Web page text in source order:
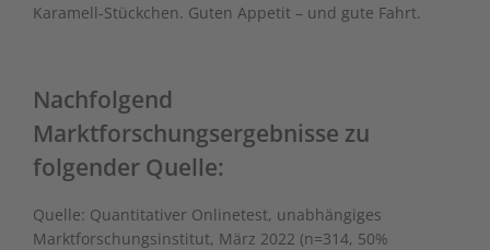
Karamell-Stückchen. Guten Appetit – und gute Fahrt.
Nachfolgend
Marktforschungsergebnisse zu
folgender Quelle:
Quelle: Quantitativer Onlinetest, unabhängiges
Marktforschungsinstitut, März 2022 (n=314, 50%